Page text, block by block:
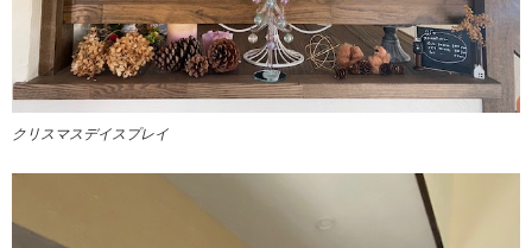
クリスマスデイスプレイ